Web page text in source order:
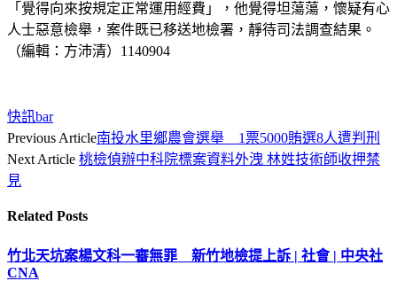
「覺得向來按規定正常運用經費」，他覺得坦蕩蕩，懷疑有心
人士惡意檢舉，案件既已移送地檢署，靜待司法調查結果。
（編輯：方沛清）1140904
快訊bar
Previous Article南投水里鄉農會選舉 1票5000賄選8人遭判刑
Next Article 桃檢偵辦中科院標案資料外洩 林姓技術師收押禁
見
Related Posts
竹北天坑案楊文科一審無罪 新竹地檢提上訴 | 社會 | 中央社
CNA